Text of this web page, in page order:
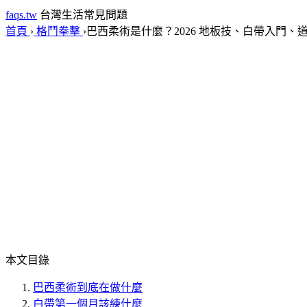
faqs.tw 台灣生活常見問題
首頁 › 格鬥拳擊 ›巴西柔術是什麼？2026 地板技、白帶入門、
本文目錄
巴西柔術到底在做什麼
白帶第一個月該練什麼